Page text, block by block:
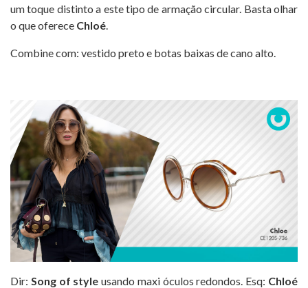
um toque distinto a este tipo de armação circular. Basta olhar
o que oferece Chloé
Combine com: vestido preto e botas baixas de cano alto.
Dir: Song of styleusando maxi óculos redondos. Esq: Chloé